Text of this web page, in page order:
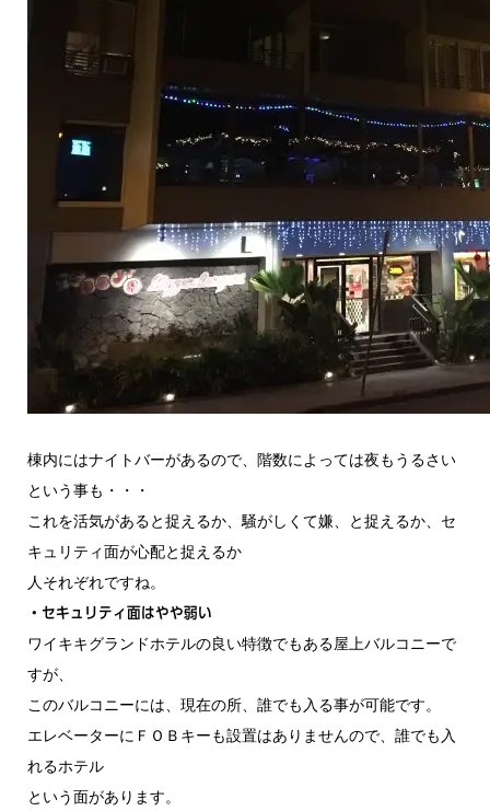
棟内にはナイトバーがあるので、階数によっては夜もうるさい
という事も・・・
これを活気があると捉えるか、騒がしくて嫌、と捉えるか、セ
キュリティ面が心配と捉えるか
人それぞれですね。
・セキュリティ面はやや弱い
ワイキキグランドホテルの良い特徴でもある屋上バルコニーで
すが、
このバルコニーには、現在の所、誰でも入る事が可能です。
エレベーターにＦＯＢキーも設置はありませんので、誰でも入
れるホテル
という面があります。